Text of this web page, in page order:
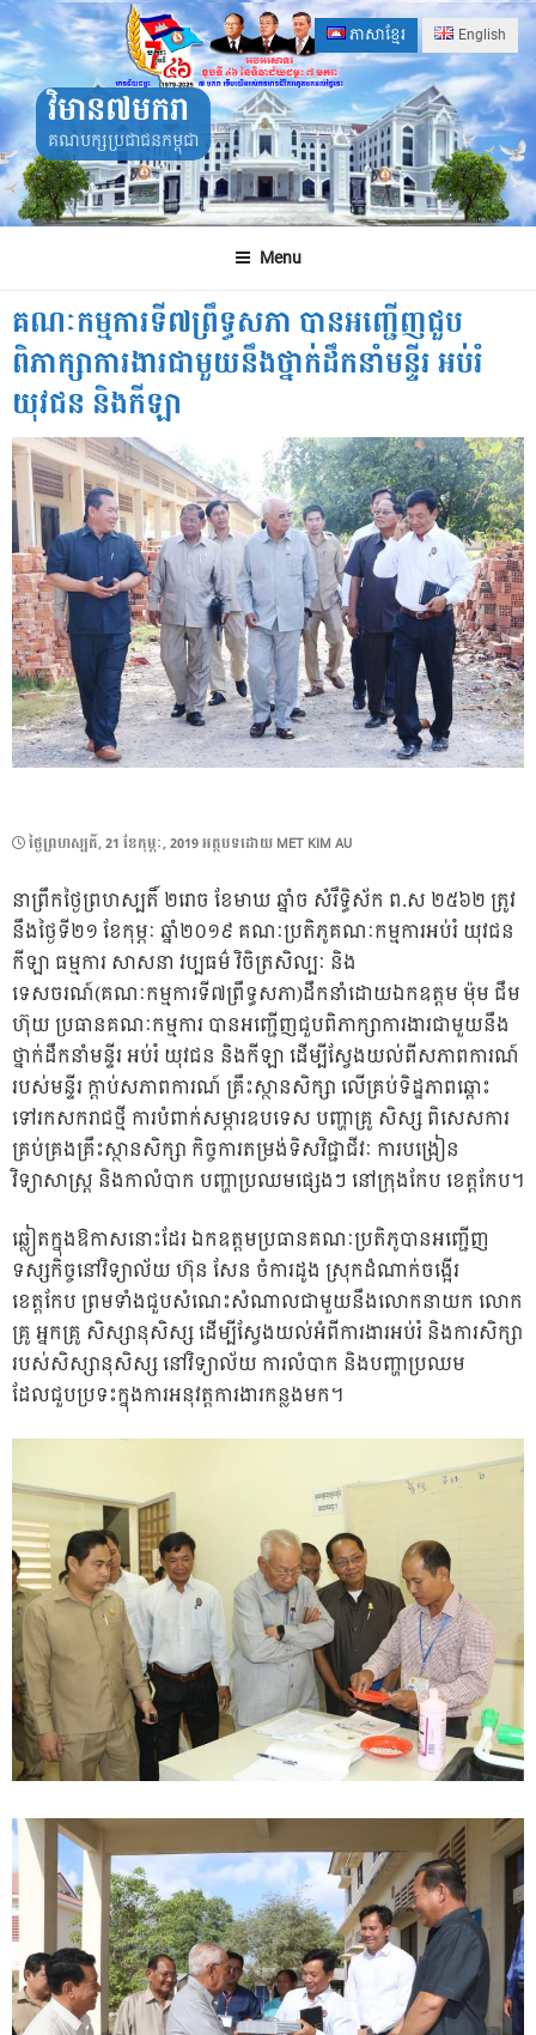
Skip
to
content
ភាសាខ្មែរ English
វិមាន៧មករា
គណបក្សប្រជាជនកម្ពុជា
Menu
គណៈកម្មការទី៧ព្រឹទ្ធសភា បានអញ្ជើញជួប
ពិភាក្សាការងារជាមួយនឹងថ្នាក់ដឹកនាំមន្ទីរ អប់រំ
យុវជន និងកីឡា
POSTED
ថ្ងៃ​ព្រហស្បតិ៍, 21 ខែ​កុម្ភៈ, 2019អត្ថបទដោយ MET KIM AU
នាព្រឹកថ្ងៃព្រហស្បតិ៍ ២រោច ខែមាឃ ឆ្នាំច សំរឹទ្ធិស័ក ព.ស ២៥៦២ ត្រូវ
នឹងថ្ងៃទី២១ ខែកុម្ភៈ ឆ្នាំ២០១៩ គណៈប្រតិភូគណៈកម្មការអប់រំ យុវជន
កីឡា ធម្មការ សាសនា វប្បធម៌ វិចិត្រសិល្បៈ និង
ទេសចរណ៍(គណៈកម្មការទី៧ព្រឹទ្ធសភា)ដឹកនាំដោយឯកឧត្តម ម៉ុម ជឹម
ហ៊ុយ ប្រធានគណៈកម្មការ បានអញ្ជើញជួបពិភាក្សាការងារជាមួយនឹង
ថ្នាក់ដឹកនាំមន្ទីរ អប់រំ យុវជន និងកីឡា ដើម្បីស្វែងយល់ពីសភាពការណ៍
របស់មន្ទីរ ក្តាប់សភាពការណ៍ គ្រឹះស្ថានសិក្សា លើគ្រប់ទិដ្ឋភាពឆ្ពោះ
ទៅរកសករាជថ្មី ការបំពាក់សម្ភារឧបទេស បញ្ហាគ្រូ សិស្ស ពិសេសការ
គ្រប់គ្រងគ្រឹះស្ថានសិក្សា កិច្ចការតម្រង់ទិសវិជ្ជាជីវៈ ការបង្រៀន
វិទ្យាសាស្រ្ត និងកាលំបាក បញ្ហាប្រឈមផ្សេងៗ នៅក្រុងកែប ខេត្តកែប។
ឆ្លៀតក្នុងឱកាសនោះដែរ ឯកឧត្តមប្រធានគណៈប្រតិភូបានអញ្ជើញ
ទស្សកិច្ចនៅវិទ្យាល័យ ហ៊ុន សែន ចំការដូង ស្រុកដំណាក់ចង្អើរ
ខេត្តកែប ព្រមទាំងជួបសំណេះសំណាលជាមួយនឹងលោកនាយក លោក
គ្រូ អ្នកគ្រូ សិស្សានុសិស្ស ដើម្បីស្វែងយល់អំពីការងារអប់រំ និងការសិក្សា
របស់សិស្សានុសិស្ស នៅវិទ្យាល័យ ការលំបាក និងបញ្ហាប្រឈម
ដែលជួបប្រទះក្នុងការអនុវត្តការងារកន្លងមក។